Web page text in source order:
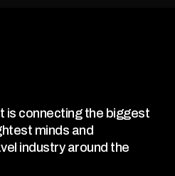
is connecting the biggest
minds and
industry around the